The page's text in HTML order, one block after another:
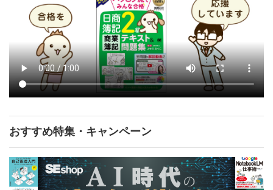
おすすめ特集・キャンペーン